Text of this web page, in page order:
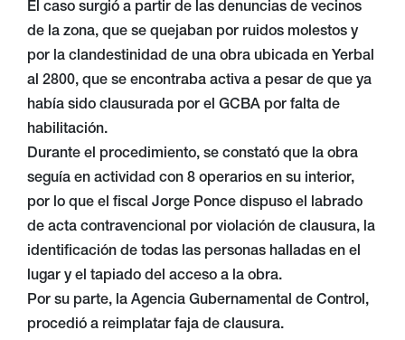
El caso surgió a partir de las denuncias de vecinos
de la zona, que se quejaban por ruidos molestos y
por la clandestinidad de una obra ubicada en Yerbal
al 2800, que se encontraba activa a pesar de que ya
había sido clausurada por el GCBA por falta de
habilitación.
Durante el procedimiento, se constató que la obra
seguía en actividad con 8 operarios en su interior,
por lo que el fiscal Jorge Ponce dispuso el labrado
de acta contravencional por violación de clausura, la
identificación de todas las personas halladas en el
lugar y el tapiado del acceso a la obra.
Por su parte, la Agencia Gubernamental de Control,
procedió a reimplatar faja de clausura.